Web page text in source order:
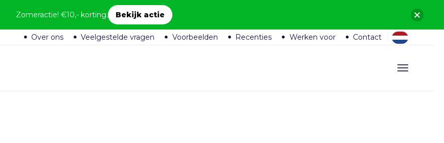
Over ons Veelgestelde vragen Voorbeelden Recenties Werken voor Contact
Zomeractie! €10,- korting. Bekijk actie